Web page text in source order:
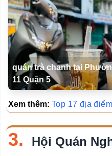
quán trà chanh tại
11 Quận 5
Xem thêm: Top 17 địa
3. Hội Quán